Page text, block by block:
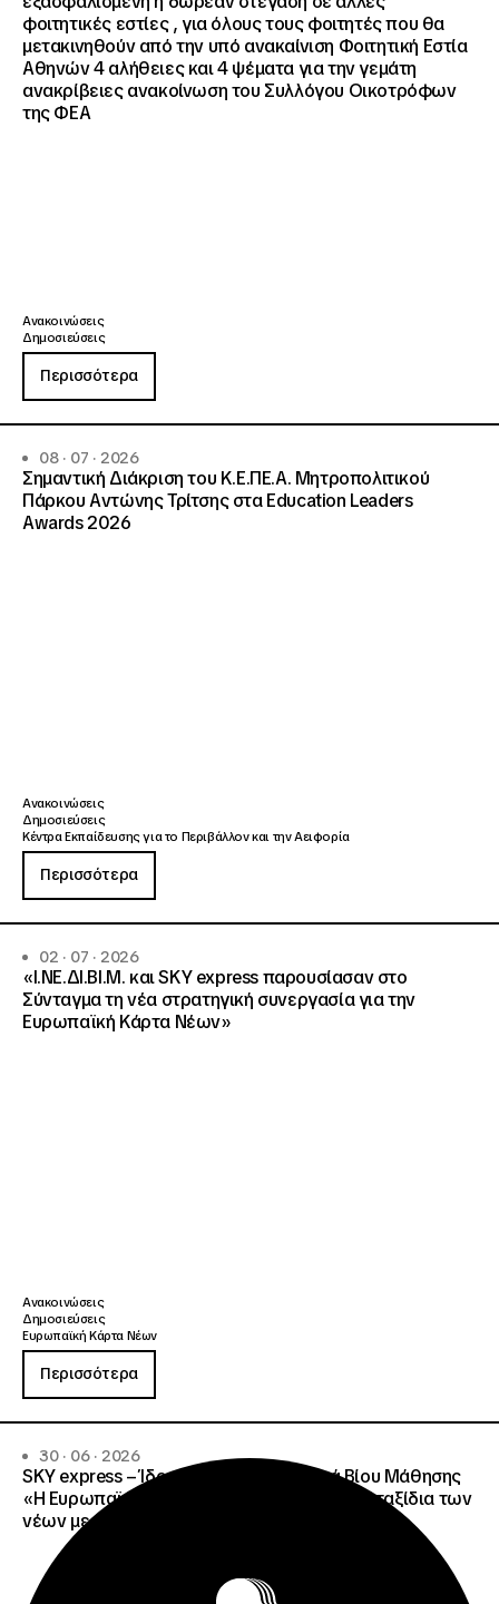
φοιτητικές εστίες , για όλους τους φοιτητές που θα
μετακινηθούν από την υπό ανακαίνιση Φοιτητική Εστία
Αθηνών 4 αλήθειες και 4 ψέματα για την γεμάτη
ανακρίβειες ανακοίνωση του Συλλόγου Οικοτρόφων
της ΦΕΑ
Ανακοινώσεις
Δημοσιεύσεις
Περισσότερα
08 · 07 · 2026
Σημαντική Διάκριση του Κ.Ε.ΠΕ.Α. Μητροπολιτικού
Πάρκου Αντώνης Τρίτσης στα Education Leaders
Awards 2026
Ανακοινώσεις
Δημοσιεύσεις
Κέντρα Εκπαίδευσης για το Περιβάλλον και την Αειφορία
Περισσότερα
02 · 07 · 2026
«Ι.ΝΕ.ΔΙ.ΒΙ.Μ. και SKY express παρουσίασαν στο
Σύνταγμα τη νέα στρατηγική συνεργασία για την
Ευρωπαϊκή Κάρτα Νέων»
Ανακοινώσεις
Δημοσιεύσεις
Ευρωπαϊκή Κάρτα Νέων
Περισσότερα
30 · 06 · 2026
SKY express – Ίδρυμα Νεολαίας και Διά Βίου Μάθησης
«Η Ευρωπαϊκή Κάρτα Νέων απογειώνει τα ταξίδια των
νέων με έως 15% έκπτωση στη SKY express»